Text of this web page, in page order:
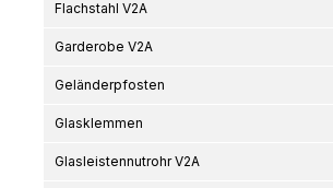
Flachstahl V2A
Garderobe V2A
Geländerpfosten
Glasklemmen
Glasleistennutrohr V2A